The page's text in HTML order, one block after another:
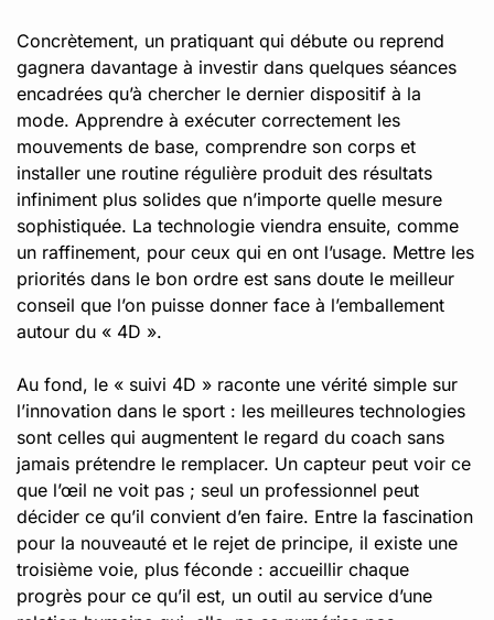
Concrètement, un pratiquant qui débute ou reprend
gagnera davantage à investir dans quelques séances
encadrées qu’à chercher le dernier dispositif à la
mode. Apprendre à exécuter correctement les
mouvements de base, comprendre son corps et
installer une routine régulière produit des résultats
infiniment plus solides que n’importe quelle mesure
sophistiquée. La technologie viendra ensuite, comme
un raffinement, pour ceux qui en ont l’usage. Mettre les
priorités dans le bon ordre est sans doute le meilleur
conseil que l’on puisse donner face à l’emballement
autour du « 4D ».
Au fond, le « suivi 4D » raconte une vérité simple sur
l’innovation dans le sport : les meilleures technologies
sont celles qui augmentent le regard du coach sans
jamais prétendre le remplacer. Un capteur peut voir ce
que l’œil ne voit pas ; seul un professionnel peut
décider ce qu’il convient d’en faire. Entre la fascination
pour la nouveauté et le rejet de principe, il existe une
troisième voie, plus féconde : accueillir chaque
progrès pour ce qu’il est, un outil au service d’une